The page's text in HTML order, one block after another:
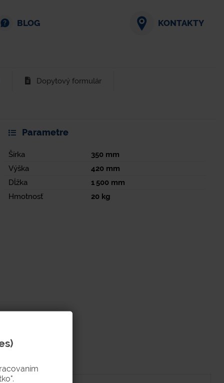
BLOG KONTAKTY
Dopytový formulár
Parametre
Šírka 350 mm
Výška
420 mm
Dĺžka
1 500 mm
Hmotnosť
20 kg